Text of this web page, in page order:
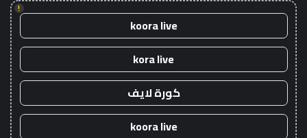
!
koora live
kora live
كورة لايف
koora live